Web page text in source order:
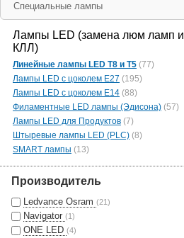
Специальные лампы
Лампы LED (замена люм ламп и
КЛЛ)
Линейные лампы LED Т8 и Т5 (77)
Лампы LED c цоколем Е27 (195)
Лампы LED c цоколем Е14 (88)
Филаментные LED лампы (Эдисона) (57)
Лампы LED для Продуктов (7)
Штыревые лампы LED (PLC) (8)
SMART лампы (13)
Производитель
Ledvance Osram (21)
Navigator (1)
ONE LED (4)